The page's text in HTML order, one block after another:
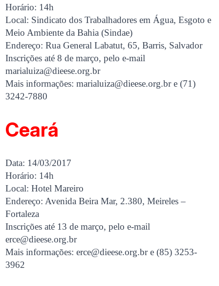
Horário: 14h
Local: Sindicato dos Trabalhadores em Água, Esgoto e
Meio Ambiente da Bahia (Sindae)
Endereço: Rua General Labatut, 65, Barris, Salvador
Inscrições até 8 de março, pelo e-mail
marialuiza@dieese.org.br
Mais informações:marialuiza@dieese.org.bre (71)
3242-7880
Ceará
Data: 14/03/2017
Horário: 14h
Local: Hotel Mareiro
Endereço: Avenida Beira Mar, 2.380, Meireles –
Fortaleza
Inscrições até 13 de março, pelo e-mail
erce@dieese.org.br
Mais informações:erce@dieese.org.bre (85) 3253-
3962